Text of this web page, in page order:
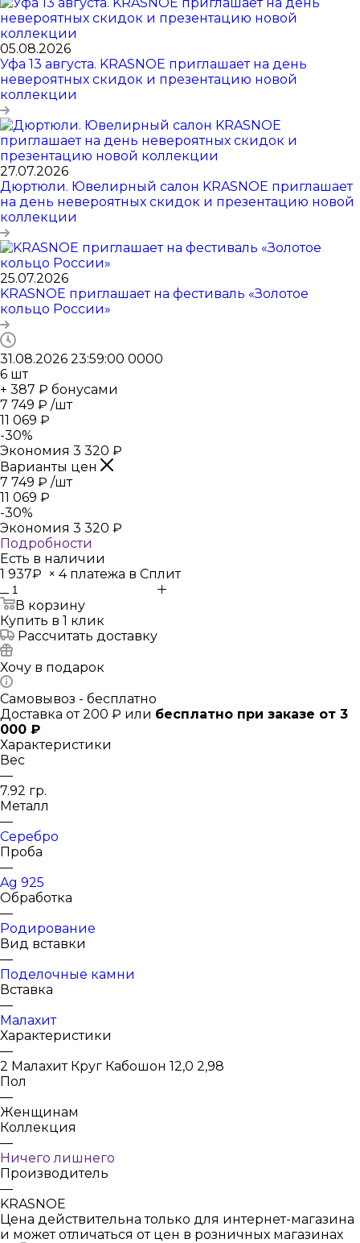
05.08.2026
Уфа 13 августа. KRASNOE приглашает на день
невероятных скидок и презентацию новой
коллекции
27.07.2026
Дюртюли. Ювелирный салон KRASNOE приглашает
на день невероятных скидок и презентацию новой
коллекции
25.07.2026
KRASNOE приглашает на фестиваль «Золотое
кольцо России»
31.08.2026 23:59:00 0000
6 шт
+ 387 ₽ бонусами
7 749 ₽ /шт
11 069 ₽
-30%
Экономия 3 320 ₽
Варианты цен
7 749 ₽ /шт
11 069 ₽
-30%
Экономия 3 320 ₽
Подробности
Есть в наличии
1 937₽ × 4 платежа в Сплит
В корзину
Купить в 1 клик
Рассчитать доставку
Хочу в подарок
Самовывоз - бесплатно
Доставка от 200 ₽ или бесплатно при заказе от 3
000 ₽
Характеристики
Вес
—
7.92 гр.
Металл
—
Серебро
Проба
—
Ag 925
Обработка
—
Родирование
Вид вставки
—
Поделочные камни
Вставка
—
Малахит
Характеристики
—
2 Малахит Круг Кабошон 12,0 2,98
Пол
—
Женщинам
Коллекция
—
Ничего лишнего
Производитель
—
KRASNOE
Цена действительна только для интернет-магазина
и может отличаться от цен в розничных магазинах